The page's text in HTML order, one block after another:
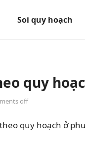
Soi quy hoạch
quy
off
quy hoạch ở